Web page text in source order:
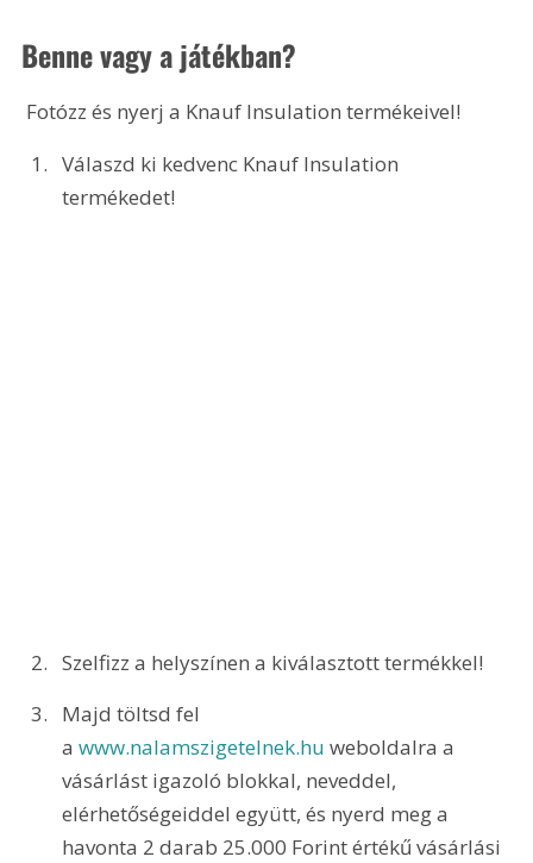
Benne vagy a játékban?
Fotózz és nyerj a Knauf Insulation termékeivel!
Válaszd ki kedvenc Knauf Insulation
termékedet!
Szelfizz a helyszínen a kiválasztott termékkel!
Majd töltsd fel
a www.nalamszigetelnek.hu weboldalra a
vásárlást igazoló blokkal, neveddel,
elérhetőségeiddel együtt, és nyerd meg a
havonta 2 darab 25.000 Forint értékű vásárlási